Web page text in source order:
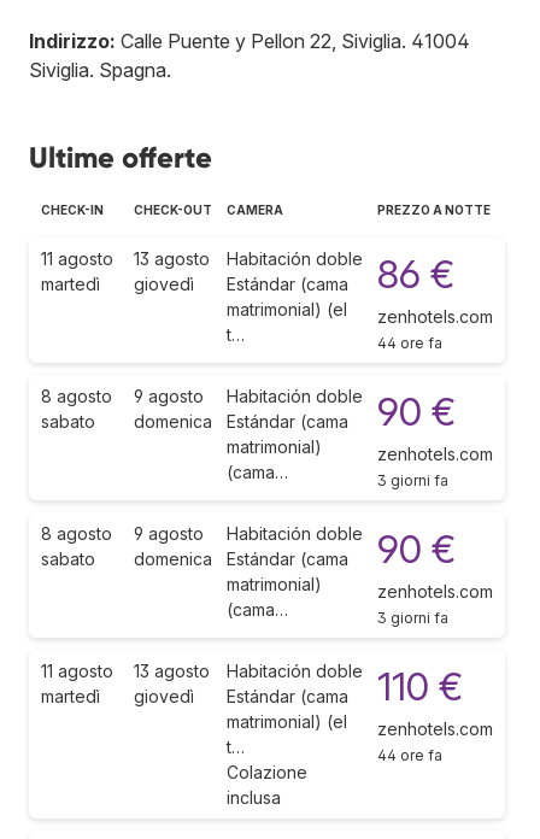
Indirizzo: Calle Puente y Pellon 22, Siviglia. 41004
Siviglia. Spagna.
Ultime offerte
CHECK-IN CHECK-OUT CAMERA PREZZO A NOTTE
11 agosto
martedì
13 agosto
giovedì
Habitación doble
Estándar (cama
matrimonial) (el
t…
86 €
zenhotels.com
44 ore fa
8 agosto
sabato
9 agosto
domenica
Habitación doble
Estándar (cama
matrimonial)
(cama…
90 €
zenhotels.com
3 giorni fa
8 agosto
sabato
9 agosto
domenica
Habitación doble
Estándar (cama
matrimonial)
(cama…
90 €
zenhotels.com
3 giorni fa
11 agosto
martedì
13 agosto
giovedì
Habitación doble
Estándar (cama
matrimonial) (el
t…
Colazione
inclusa
110 €
zenhotels.com
44 ore fa